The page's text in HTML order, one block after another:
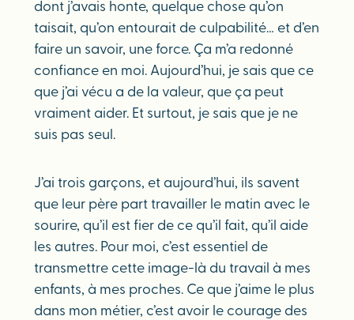
dont j’avais honte, quelque chose qu’on
taisait, qu’on entourait de culpabilité… et d’en
faire un savoir, une force. Ça m’a redonné
confiance en moi. Aujourd’hui, je sais que ce
que j’ai vécu a de la valeur, que ça peut
vraiment aider. Et surtout, je sais que je ne
suis pas seul.
J’ai trois garçons, et aujourd’hui, ils savent
que leur père part travailler le matin avec le
sourire, qu’il est fier de ce qu’il fait, qu’il aide
les autres. Pour moi, c’est essentiel de
transmettre cette image-là du travail à mes
enfants, à mes proches. Ce que j’aime le plus
dans mon métier, c’est avoir le courage des